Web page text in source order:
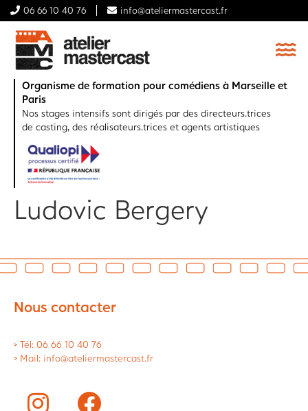
06 66 10 40 76 info@ateliermastercast.fr
Organisme de formation pour comédiens à Marseille et
Paris
Nos stages intensifs sont dirigés par des directeurs.trices
de casting, des réalisateurs.trices et agents artistiques
Ludovic Bergery
Nous contacter
> Tél: 06 66 10 40 76
> Mail: info@ateliermastercast.fr